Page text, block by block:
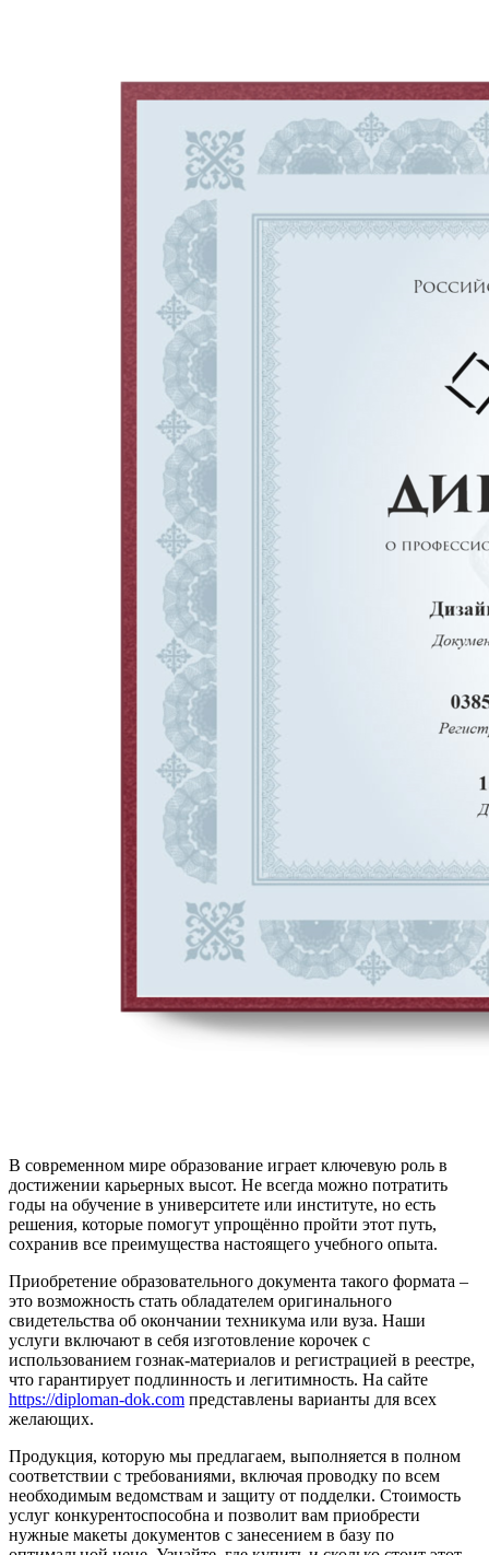
В современном мире образование играет ключевую роль в
достижении карьерных высот. Не всегда можно потратить
годы на обучение в университете или институте, но есть
решения, которые помогут упрощённо пройти этот путь,
сохранив все преимущества настоящего учебного опыта.
Приобретение образовательного документа такого формата –
это возможность стать обладателем оригинального
свидетельства об окончании техникума или вуза. Наши
услуги включают в себя изготовление корочек с
использованием гознак-материалов и регистрацией в реестре,
что гарантирует подлинность и легитимность. На сайте
https://diploman-dok.com представлены варианты для всех
желающих.
Продукция, которую мы предлагаем, выполняется в полном
соответствии с требованиями, включая проводку по всем
необходимым ведомствам и защиту от подделки. Стоимость
услуг конкурентоспособна и позволит вам приобрести
нужные макеты документов с занесением в базу по